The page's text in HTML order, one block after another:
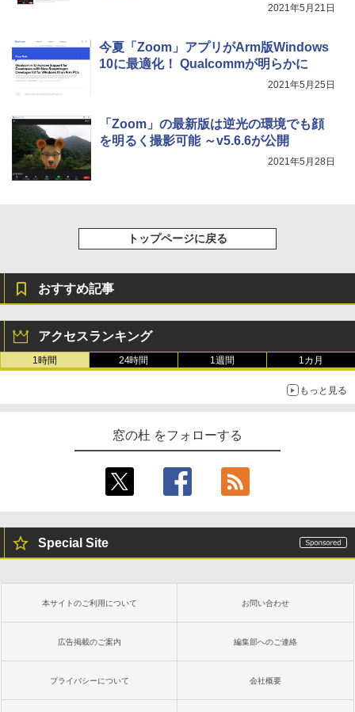
2021年5月21日
今夏「Zoom」アプリがArm版Windows
10に最適化！ Qualcommが明らかに
2021年5月25日
「Zoom」の最新版は逆光の環境でも顔
を明るく撮影可能 ～v5.6.6が公開
2021年5月28日
トップページに戻る
おすすめ記事
アクセスランキング
1時間 24時間 1週間 1カ月
もっと見る
窓の杜 をフォローする
Special Site
本サイトのご利用について お問い合わせ
広告掲載のご案内 編集部へのご連絡
プライバシーについて 会社概要